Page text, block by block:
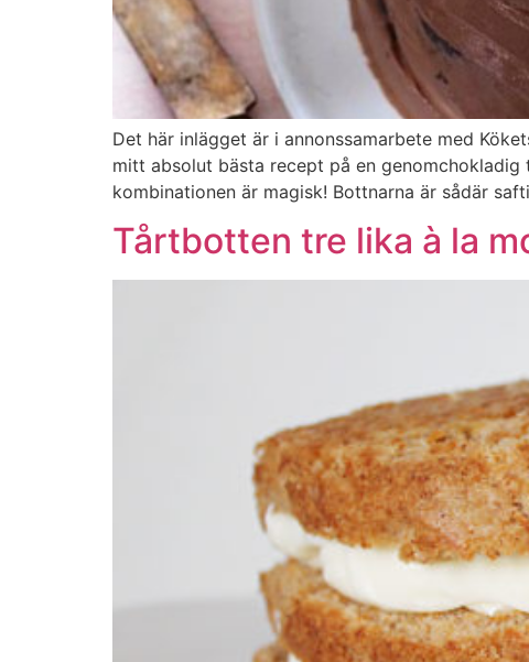
Det här inlägget är i annonssamarbete med
mitt absolut bästa recept på en
kombinationen är magisk! Bottnarna är sådär
Tårtbotten tre lika à la